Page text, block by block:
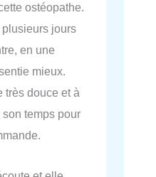
ostéopathe.
jours
en une
mieux.
très douce et à
temps pour